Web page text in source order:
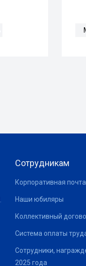
Сотрудникам
Корпоративная почта
Наши юбиляры
Коллективный
Система оплаты
Сотрудники,
2025 года